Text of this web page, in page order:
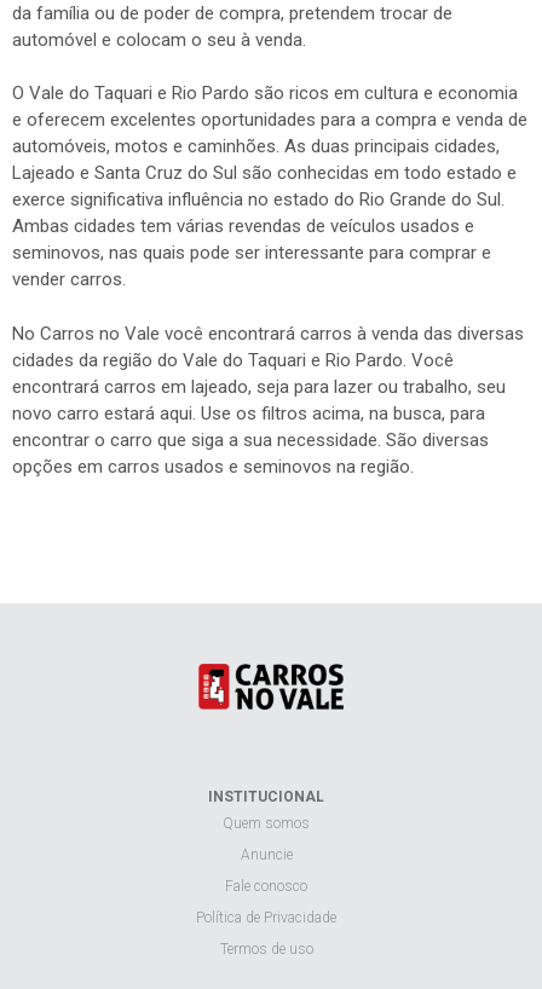
da família ou de poder de compra, pretendem trocar de
automóvel e colocam o seu à venda.
O Vale do Taquari e Rio Pardo são ricos em cultura e economia
e oferecem excelentes oportunidades para a compra e venda de
automóveis, motos e caminhões. As duas principais cidades,
Lajeado e Santa Cruz do Sul são conhecidas em todo estado e
exerce significativa influência no estado do Rio Grande do Sul.
Ambas cidades tem várias revendas de veículos usados e
seminovos, nas quais pode ser interessante para comprar e
vender carros.
No Carros no Vale você encontrará carros à venda das diversas
cidades da região do Vale do Taquari e Rio Pardo. Você
encontrará carros em lajeado, seja para lazer ou trabalho, seu
novo carro estará aqui. Use os filtros acima, na busca, para
encontrar o carro que siga a sua necessidade. São diversas
opções em carros usados e seminovos na região.
INSTITUCIONAL
Quem somos
Anuncie
Fale conosco
Política de Privacidade
Termos de uso